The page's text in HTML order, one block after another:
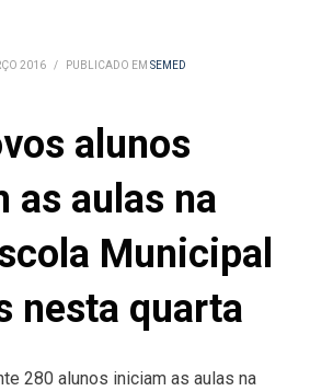
2016 / PUBLICADO EM SEMED
alunos
as aulas na
Municipal
nesta quarta
280 alunos iniciam as aulas na